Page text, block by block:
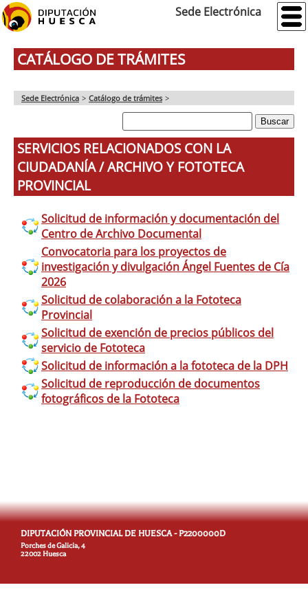
Sede Electrónica
CATÁLOGO DE TRÁMITES
Sede Electrónica > Catálogo de trámites >
SERVICIOS RELACIONADOS CON LA
CIUDADANÍA / ARCHIVO Y FOTOTECA
PROVINCIAL
Solicitud de información y documentación del
Centro de Archivo Documental
Convocatoria para los proyectos de
investigación y divulgación Ángel Fuentes de Cía
2026
Solicitud de colaboración a la Fototeca
Provincial
Solicitud de exención de precios públicos del
servicio de Fototeca
Solicitud de información a la fototeca de la DPH
Solicitud de reproducción de documentos
fotográficos de la Fototeca
DIPUTACIÓN PROVINCIAL DE HUESCA - P2200000D
Porches de Galicia, 4
22002 Huesca